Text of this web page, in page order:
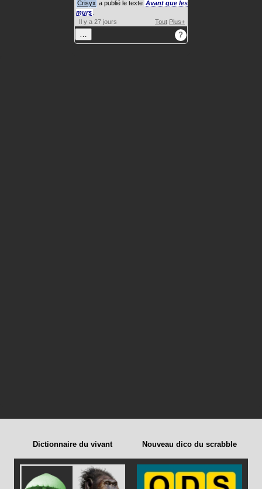
Crisyx a publié le texte Avant que les
murs
Il y a 27 jours
Tout Plus+
?
Dictionnaire du vivant Nouveau dico du scrabble